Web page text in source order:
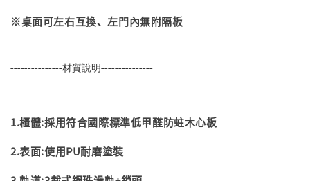
※桌面可左右互換、左門內無附隔板
---------------材質說明---------------
1.櫃體:採用符合國際標準低甲醛防蛀木心板
2.表面:使用PU耐磨塗裝